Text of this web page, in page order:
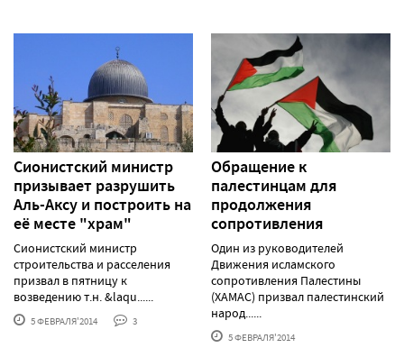
Сионистский министр
призывает разрушить
Аль-Аксу и построить на
её месте "храм"
Сионистский министр
строительства и расселения
призвал в пятницу к
возведению т.н. &laqu......
5 ФЕВРАЛЯ'2014 3
Обращение к
палестинцам для
продолжения
сопротивления
Один из руководителей
Движения исламского
сопротивления Палестины
(ХАМАС) призвал палестинский
народ......
5 ФЕВРАЛЯ'2014